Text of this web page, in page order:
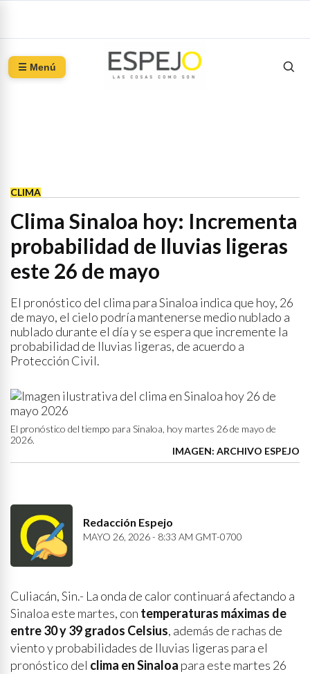
☰ Menú
CLIMA
Clima Sinaloa hoy: Incrementa
probabilidad de lluvias ligeras
este 26 de mayo
El pronóstico del clima para Sinaloa indica que hoy, 26
de mayo, el cielo podría mantenerse medio nublado a
nublado durante el día y se espera que incremente la
probabilidad de lluvias ligeras, de acuerdo a
Protección Civil.
El pronóstico del tiempo para Sinaloa, hoy martes 26 de mayo de
2026.
IMAGEN: ARCHIVO ESPEJO
Redacción Espejo
MAYO 26, 2026 - 8:33 AM GMT-0700
Culiacán, Sin.- La onda de calor continuará afectando a
Sinaloa este martes, con temperaturas máximas de
entre 30 y 39 grados Celsius, además de rachas de
viento y probabilidades de lluvias ligeras para el
pronóstico del clima en Sinaloa para este martes 26